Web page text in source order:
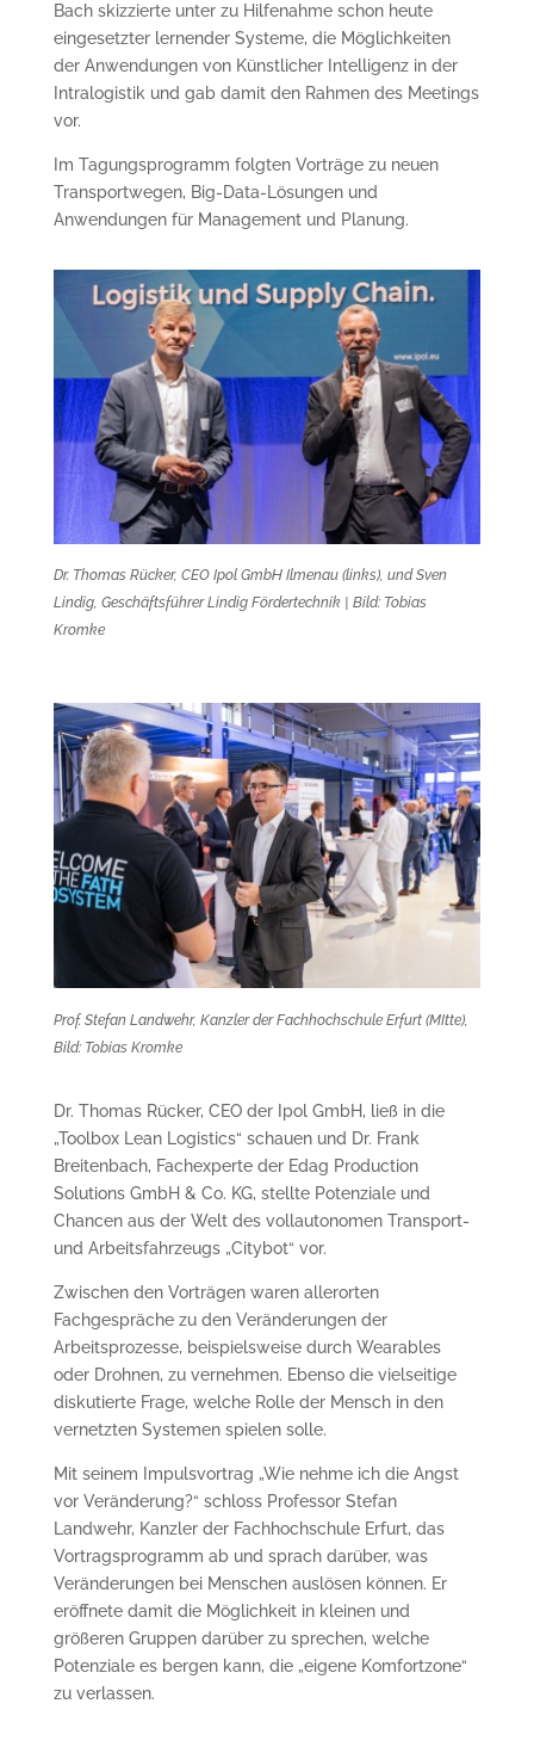
Bach skizzierte unter zu Hilfenahme schon heute
eingesetzter lernender Systeme, die Möglichkeiten
der Anwendungen von Künstlicher Intelligenz in der
Intralogistik und gab damit den Rahmen des Meetings
vor.
Im Tagungsprogramm folgten Vorträge zu neuen
Transportwegen, Big-Data-Lösungen und
Anwendungen für Management und Planung.
Dr. Thomas Rücker, CEO Ipol GmbH Ilmenau (links), und Sven
Lindig, Geschäftsführer Lindig Fördertechnik | Bild: Tobias
Kromke
Prof. Stefan Landwehr, Kanzler der Fachhochschule Erfurt (MItte),
Bild: Tobias Kromke
Dr. Thomas Rücker, CEO der Ipol GmbH, ließ in die
„Toolbox Lean Logistics“ schauen und Dr. Frank
Breitenbach, Fachexperte der Edag Production
Solutions GmbH & Co. KG, stellte Potenziale und
Chancen aus der Welt des vollautonomen Transport-
und Arbeitsfahrzeugs „Citybot“ vor.
Zwischen den Vorträgen waren allerorten
Fachgespräche zu den Veränderungen der
Arbeitsprozesse, beispielsweise durch Wearables
oder Drohnen, zu vernehmen. Ebenso die vielseitige
diskutierte Frage, welche Rolle der Mensch in den
vernetzten Systemen spielen solle.
Mit seinem Impulsvortrag „Wie nehme ich die Angst
vor Veränderung?“ schloss Professor Stefan
Landwehr, Kanzler der Fachhochschule Erfurt, das
Vortragsprogramm ab und sprach darüber, was
Veränderungen bei Menschen auslösen können. Er
eröffnete damit die Möglichkeit in kleinen und
größeren Gruppen darüber zu sprechen, welche
Potenziale es bergen kann, die „eigene Komfortzone“
zu verlassen.